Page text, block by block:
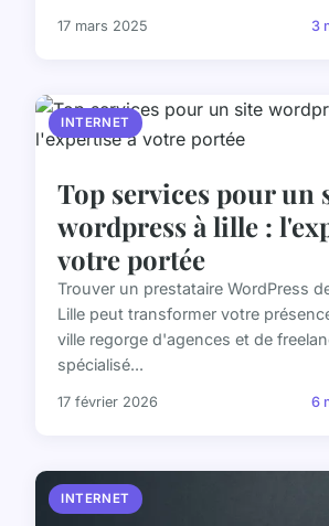
17 mars 2025 3
INTERNET
Top services pour un
wordpress à lille :
votre portée
Trouver un prestataire WordPress
Lille peut transformer votre
ville regorge d'agences et de
spécialisé...
17 février 2026 6
INTERNET